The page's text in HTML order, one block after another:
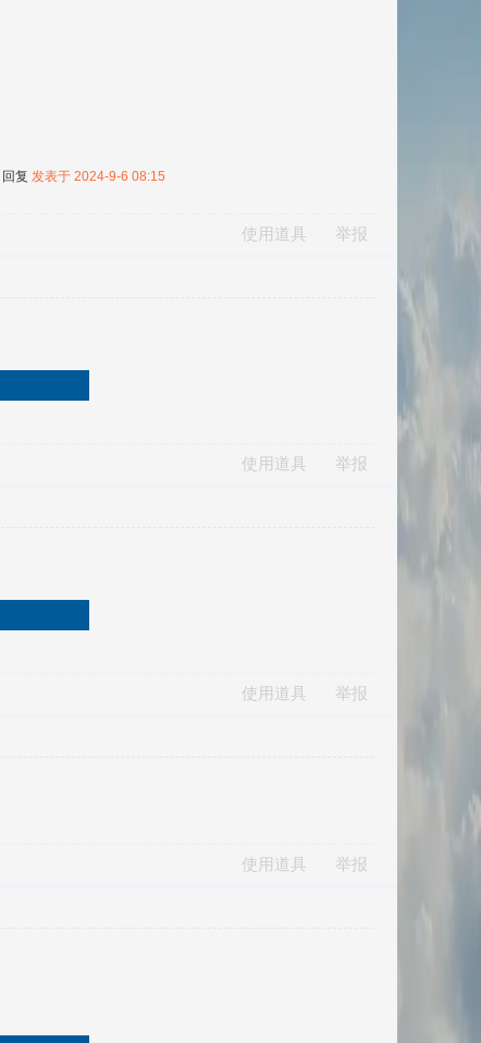
回复 发表于 2024-9-6 08:15
使用道具 举报
使用道具 举报
使用道具 举报
使用道具 举报